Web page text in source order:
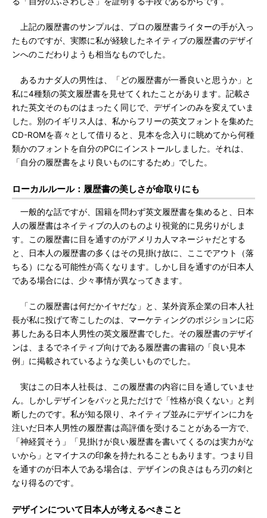
上記の履歴書のサンプルは、プロの履歴書ライターの手が入っ
たものですが、実際に私が経験したネイティブの履歴書のデザイ
ンへのこだわりようも相当なものでした。
あるカナダ人の男性は、「どの履歴書が一番良いと思うか」と
私に4種類の英文履歴書を見せてくれたことがあります。記載さ
れた英文そのものはまったく同じで、デザインのみを変えていま
した。別のイギリス人は、私からフリーの英文フォントを集めた
CD-ROMを喜々として借りると、見本を念入りに眺めてから何種
類かのフォントを自分のPCにインストールしました。それは、
「自分の履歴書をより良いものにするため」でした。
ローカルルール：履歴書の美しさが命取りにも
一般的な話ですが、国籍を問わず英文履歴書を集めると、日本
人の履歴書はネイティブの人のものより視覚的に見劣りがしま
す。この履歴書に目を通すのがアメリカ人マネージャだとする
と、日本人の履歴書の多くはその見掛け故に、ここでアウト（落
ちる）になる可能性が高くなります。しかし目を通すのが日本人
である場合には、少々事情が異なってきます。
「この履歴書は何だかイヤだな」と、某外資系企業の日本人社
長が私に投げて寄こしたのは、マーケティングのポジションに応
募したある日本人男性の英文履歴書でした。その履歴書のデザイ
ンは、まるでネイティブ向けである履歴書の書籍の「良い見本
例」に掲載されているような美しいものでした。
実はこの日本人社長は、この履歴書の内容に目を通していませ
ん。しかしデザインをパッと見ただけで「性格が良くない」と判
断したのです。私が知る限り、ネイティブ並みにデザインに力を
注いだ日本人男性の履歴書は高評価を受けることがある一方で、
「神経質そう」「見掛けが良い履歴書を書いてくるのは実力がな
いから」とマイナスの印象を持たれることもあります。つまり目
を通すのが日本人である場合は、デザインの良さはもろ刃の剣と
なり得るのです。
デザインについて日本人が考えるべきこと